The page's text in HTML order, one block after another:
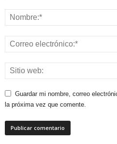
Guardar mi nombre, correo
la próxima vez que comente.